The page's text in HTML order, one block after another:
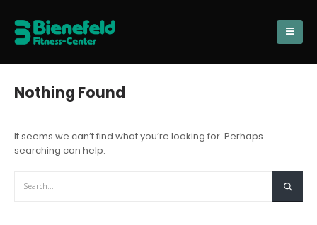
Nothing Found
It seems we can’t find what you’re looking for. Perhaps
searching can help.